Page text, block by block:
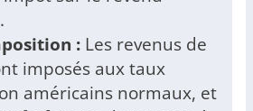
: Les revenus de
imposés aux taux
américains normaux, et